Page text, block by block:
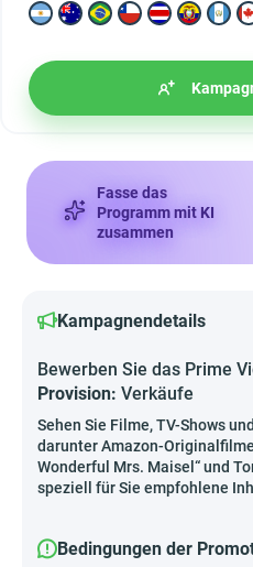
Fasse das
Programm mit KI
zusammen
Kampagnendetails
Bewerben Sie das Prime
Provision: Verkäufe
Sehen Sie Filme, TV-Shows
darunter Amazon-Originalfilme
Wonderful Mrs. Maisel“ und
speziell für Sie empfohlene
Bedingungen der